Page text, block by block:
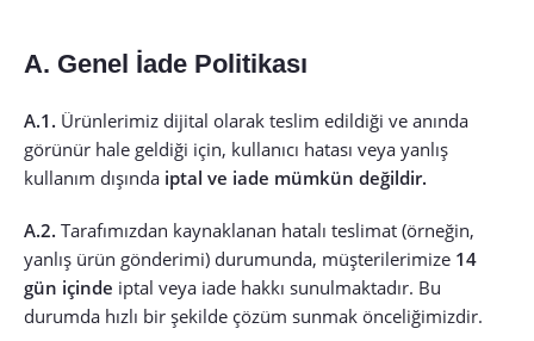
A. Genel İade Politikası
A.1. Ürünlerimiz dijital olarak teslim edildiği ve anında
görünür hale geldiği için, kullanıcı hatası veya yanlış
kullanım dışında iptal ve iade mümkün değildir.
A.2. Tarafımızdan kaynaklanan hatalı teslimat (örneğin,
yanlış ürün gönderimi) durumunda, müşterilerimize 14
gün içinde iptal veya iade hakkı sunulmaktadır. Bu
durumda hızlı bir şekilde çözüm sunmak önceliğimizdir.